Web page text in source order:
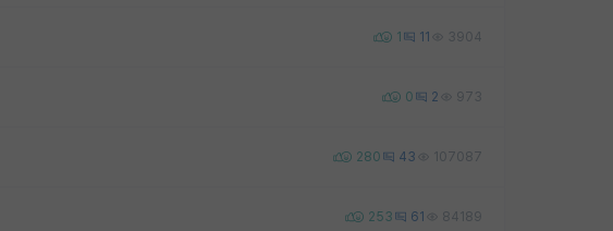
1 11 3904
0 2 973
280 43 107087
253 61 84189